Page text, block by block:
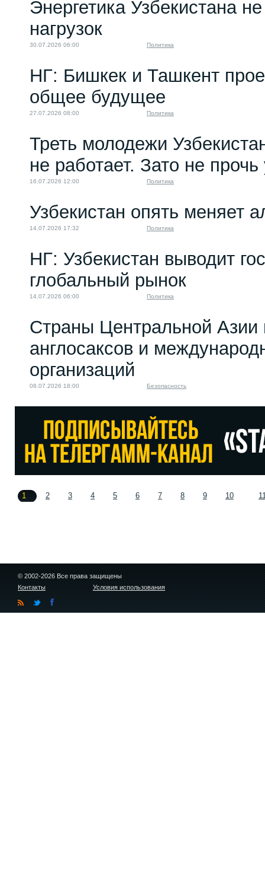
Энергетика Узбекистана
нагрузок
30.07.2026 06:00 Политика
НГ: Бишкек и Ташкент
общее будущее
27.07.2026 08:00 Политика
Треть молодежи
не работает. Зато не
16.07.2026 12:00 Политика
Узбекистан опять меняет
14.07.2026 17:32 Политика
НГ: Узбекистан выводит
глобальный рынок
14.07.2026 06:00 Политика
Страны Центральной Азии
англосаксов и
организаций
08.07.2026 18:00 Безопасность
1 2 3 4 5 6 7 8 9 10
© 2002-2026 Все права защищены
Контакты
Условия использования